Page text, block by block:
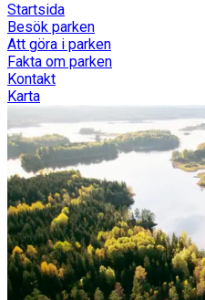
Startsida
Besök parken
Att göra i parken
Fakta om parken
Kontakt
Karta